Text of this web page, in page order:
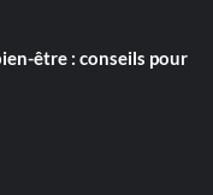
être : conseils pour